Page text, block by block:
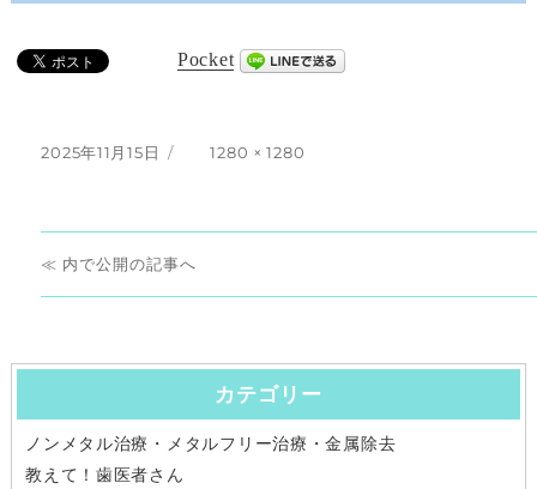
Pocket
投
2025年11月15日
フ
1280 × 1280
投
稿
ナ
ゲ
内で公開
カテゴリー
ノンメタル治療・メタルフリー治療・金属除去
教えて！歯医者さん